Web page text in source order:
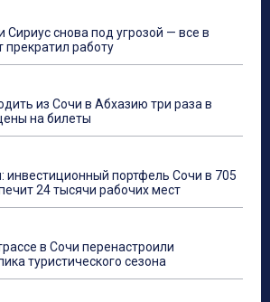
снова под угрозой — все в
прекратил работу
из Сочи в Абхазию три раза в
на билеты
портфель Сочи в 705
24 тысячи рабочих мест
в Сочи перенастроили
туристического сезона